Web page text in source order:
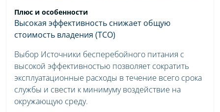
Плюс и особенности
Высокая эффективность снижает общую
стоимость владения (TCO)
Выбор Источники бесперебойного питания с
высокой эффективностью позволяет сократить
эксплуатационные расходы в течение всего срока
службы и свести к минимуму воздействие на
окружающую среду.